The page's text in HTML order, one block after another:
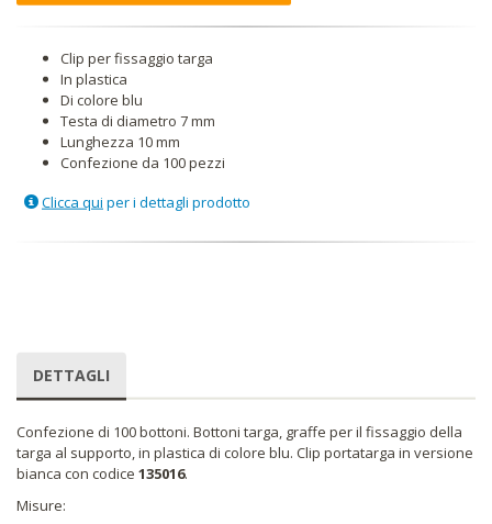
Clip per fissaggio targa
In plastica
Di colore blu
Testa di diametro 7 mm
Lunghezza 10 mm
Confezione da 100 pezzi
Clicca qui per i dettagli prodotto
DETTAGLI
Confezione di 100 bottoni. Bottoni targa, graffe per il fissaggio della
targa al supporto, in plastica di colore blu. Clip portatarga in versione
bianca con codice 135016.
Misure: